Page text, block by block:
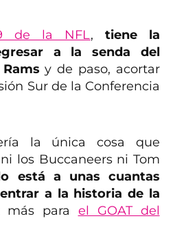
de la NFL, tiene la
a la senda del
y de paso, acortar
Sur de la Conferencia
la única cosa que
los Buccaneers ni Tom
está a unas cuantas
a la historia de la
para el GOAT del